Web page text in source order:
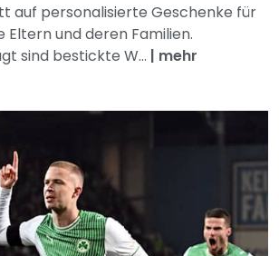
auf personalisierte Geschenke für
und deren Familien.
sind bestickte W... | mehr